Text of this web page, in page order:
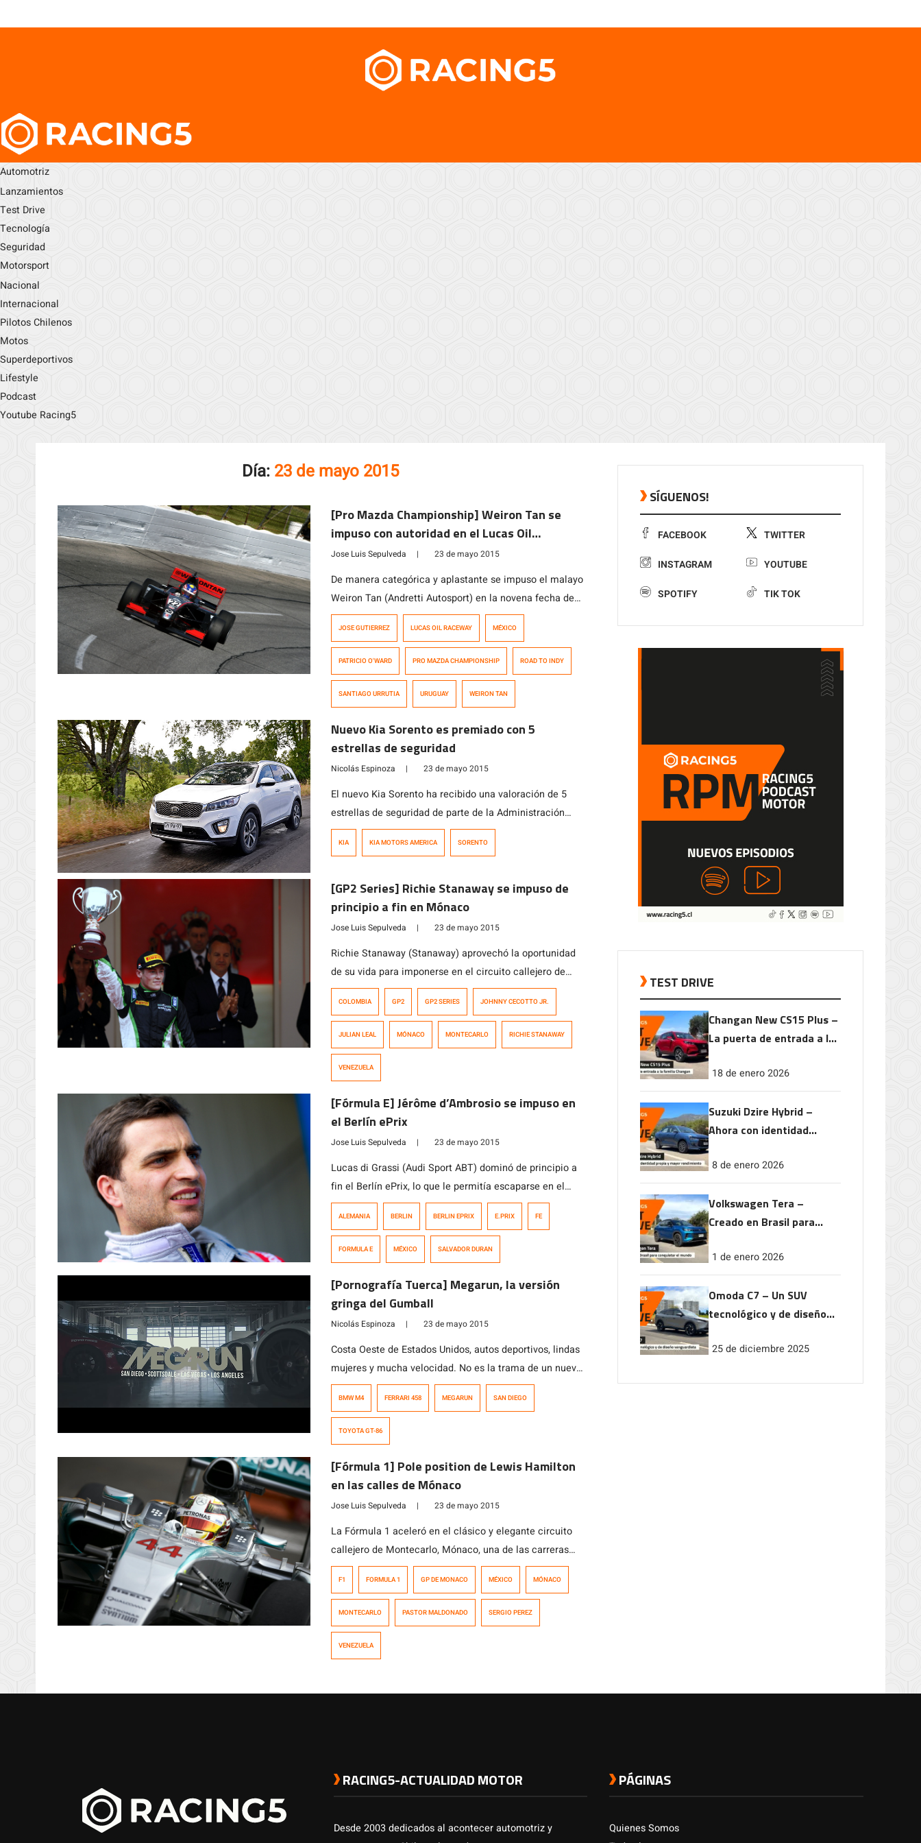
Automotriz
Lanzamientos
Test Drive
Tecnología
Seguridad
Motorsport
Nacional
Internacional
Pilotos Chilenos
Motos
Superdeportivos
Lifestyle
Podcast
Youtube Racing5
Día: 23 de mayo 2015
[Pro Mazda Championship] Weiron Tan se
impuso con autoridad en el Lucas Oil
Raceway, uruguayo Santiago Urrutia
Jose Luis Sepulveda | 23 de mayo 2015
De manera categórica y aplastante se impuso el malayo
Weiron Tan (Andretti Autosport) en la novena fecha de
la Pro Mazda Championship en el Lucas Oil Raceway, el
también fue la primera experiencia de en este tipo […]
JOSE GUTIERREZ LUCAS OIL RACEWAY MÉXICO
PATRICIO O'WARD PRO MAZDA CHAMPIONSHIP ROAD TO INDY
SANTIAGO URRUTIA URUGUAY WEIRON TAN
Nuevo Kia Sorento es premiado con 5
estrellas de seguridad
Nicolás Espinoza | 23 de mayo 2015
El nuevo Kia Sorento ha recibido una valoración de 5
estrellas de seguridad de parte de la Administración
Nacional de Seguridad del Tráfico en Carreteras
de Kia Motors América, habiendo vendido más de
100.000 unidades por […]
KIA KIA MOTORS AMERICA SORENTO
[GP2 Series] Richie Stanaway se impuso de
principio a fin en Mónaco
Jose Luis Sepulveda | 23 de mayo 2015
Richie Stanaway (Stanaway) aprovechó la oportunidad
de su vida para imponerse en el circuito callejero de
Montercarlo, Mónaco. El ex GP3 Series aprovechó el
mal arranque de Raffaele Marciello (Trident Racing) y
desde la primera curva en adelante no se supo más de
él, ya que en las primeras vueltas realizó una seguidilla
de vueltas […]
COLOMBIA GP2 GP2 SERIES JOHNNY CECOTTO JR.
JULIAN LEAL MÓNACO MONTECARLO RICHIE STANAWAY
VENEZUELA
[Fórmula E] Jérôme d’Ambrosio se impuso en
el Berlín ePrix
Jose Luis Sepulveda | 23 de mayo 2015
Lucas di Grassi (Audi Sport ABT) dominó de principio a
fin el Berlín ePrix, lo que le permitía escaparse en el
campeonato, pero después de la revisión técnica fue
excluido por utilizar componentes que no están
reglamentados en su monoplaza. El triunfo de la octava
fecha de la Fórmula E recayó en Jérôme d’Ambrosio
(Dragon […]
ALEMANIA BERLIN BERLIN EPRIX E.PRIX FE
FORMULA E MÉXICO SALVADOR DURAN
[Pornografía Tuerca] Megarun, la versión
gringa del Gumball
Nicolás Espinoza | 23 de mayo 2015
Costa Oeste de Estados Unidos, autos deportivos, lindas
mujeres y mucha velocidad. No es la trama de un nuevo
videojuego, sino la experiencia que pueden vivir los
afortunados propietarios de superderpotivos
muy similar al Gumball 3000, pero que en esta ocasión
está limitado a la Costa Oeste gringa. […]
BMW M4 FERRARI 458 MEGARUN SAN DIEGO
TOYOTA GT-86
[Fórmula 1] Pole position de Lewis Hamilton
en las calles de Mónaco
Jose Luis Sepulveda | 23 de mayo 2015
La Fórmula 1 aceleró en el clásico y elegante circuito
callejero de Montecarlo, Mónaco, una de las carreras
más esperadas por los equipos y pilotos, ya que a todos
quieren subir a lo más alto del podio en el trazado
más veloz con un crono de […]
F1 FORMULA 1 GP DE MONACO MÉXICO MÓNACO
MONTECARLO PASTOR MALDONADO SERGIO PEREZ
VENEZUELA
SÍGUENOS!
FACEBOOK TWITTER
INSTAGRAM YOUTUBE
SPOTIFY TIK TOK
TEST DRIVE
Changan New CS15 Plus –
La puerta de entrada a la
18 de enero 2026
Suzuki Dzire Hybrid –
Ahora con identidad
rendimiento
8 de enero 2026
Volkswagen Tera –
Creado en Brasil para
1 de enero 2026
Omoda C7 – Un SUV
tecnológico y de diseño
25 de diciembre 2025
RACING5-ACTUALIDAD MOTOR
Desde 2003 dedicados al acontecer automotriz y
PÁGINAS
Quienes Somos